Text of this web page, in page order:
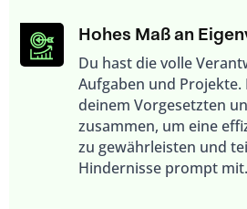
Hohes Maß an
Du hast die volle
Aufgaben und
deinem Vorgesetzten
zusammen, um eine
zu gewährleisten und
Hindernisse prompt mit.